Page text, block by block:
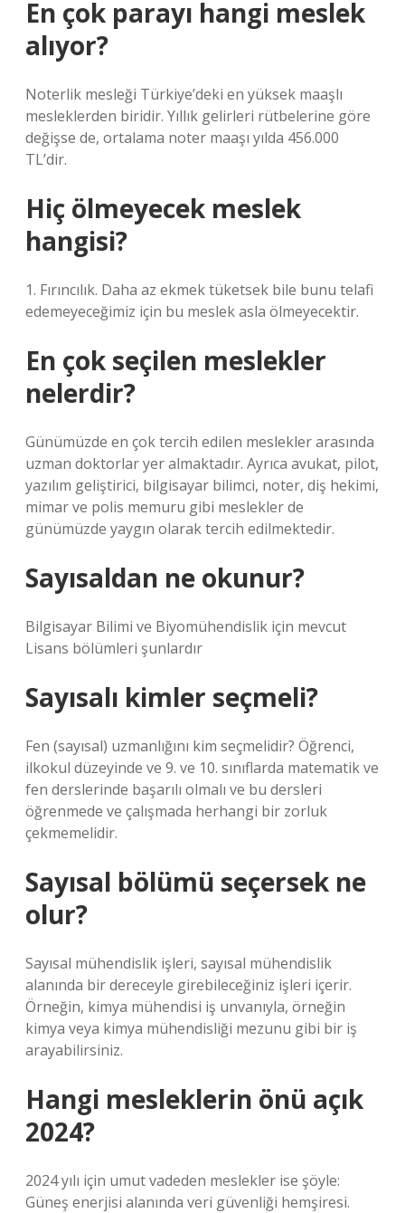
En çok parayı hangi meslek
alıyor?
Noterlik mesleği Türkiye’deki en yüksek maaşlı
mesleklerden biridir. Yıllık gelirleri rütbelerine göre
değişse de, ortalama noter maaşı yılda 456.000
TL’dir.
Hiç ölmeyecek meslek
hangisi?
1. Fırıncılık. Daha az ekmek tüketsek bile bunu telafi
edemeyeceğimiz için bu meslek asla ölmeyecektir.
En çok seçilen meslekler
nelerdir?
Günümüzde en çok tercih edilen meslekler arasında
uzman doktorlar yer almaktadır. Ayrıca avukat, pilot,
yazılım geliştirici, bilgisayar bilimci, noter, diş hekimi,
mimar ve polis memuru gibi meslekler de
günümüzde yaygın olarak tercih edilmektedir.
Sayısaldan ne okunur?
Bilgisayar Bilimi ve Biyomühendislik için mevcut
Lisans bölümleri şunlardır
Sayısalı kimler seçmeli?
Fen (sayısal) uzmanlığını kim seçmelidir? Öğrenci,
ilkokul düzeyinde ve 9. ve 10. sınıflarda matematik ve
fen derslerinde başarılı olmalı ve bu dersleri
öğrenmede ve çalışmada herhangi bir zorluk
çekmemelidir.
Sayısal bölümü seçersek ne
olur?
Sayısal mühendislik işleri, sayısal mühendislik
alanında bir dereceyle girebileceğiniz işleri içerir.
Örneğin, kimya mühendisi iş unvanıyla, örneğin
kimya veya kimya mühendisliği mezunu gibi bir iş
arayabilirsiniz.
Hangi mesleklerin önü açık
2024?
2024 yılı için umut vadeden meslekler ise şöyle:
Güneş enerjisi alanında veri güvenliği hemşiresi.